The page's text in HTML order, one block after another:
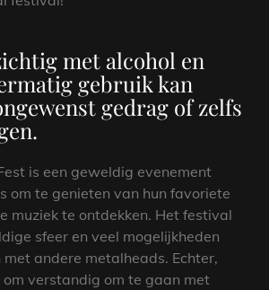
met alcohol en
gebruik kan
gedrag of zelfs
is een geweldig evenement
om te genieten van hun favoriete
muziek te ontdekken. Het festival
sfeer en veel mogelijkheden
met andere metalheads. Echter,
verstandig om te gaan met